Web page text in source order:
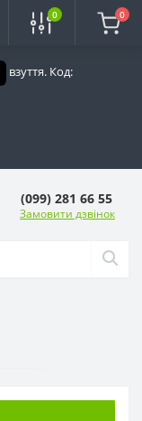
взуття. Код:
0 0
(099) 281 66 55
Замовити дзвінок